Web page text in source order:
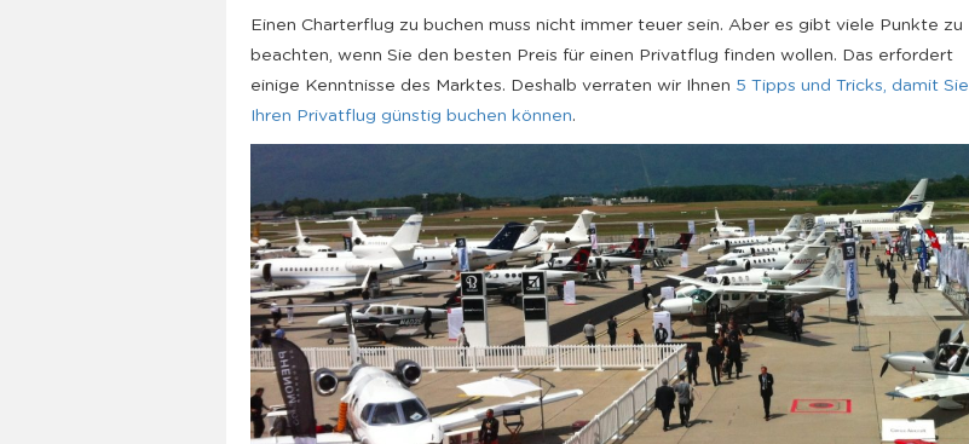
Einen Charterflug zu buchen muss nicht immer teuer sein. Aber es gibt viele Punkte zu
beachten, wenn Sie den besten Preis für einen Privatflug finden wollen. Das erfordert
einige Kenntnisse des Marktes. Deshalb verraten wir Ihnen 5 Tipps und Tricks, damit Sie
Ihren Privatflug günstig buchen können.